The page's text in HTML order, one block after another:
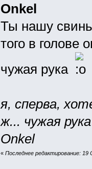
Onkel
Ты нашу
того в голове
чужая рука
я, сперва,
ж... чужая
Onkel
« Последнее редактирование: